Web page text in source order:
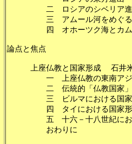
二 ロシアのシベリア
三 アムール河をめぐ
四 オホーツク海とカム
論点と焦点
上座仏教と国家形成
一 上座仏教の東南ア
二 伝統的「仏教
三 ビルマにおける国家
四 タイにおける国家
五 十六－十八世紀
おわ